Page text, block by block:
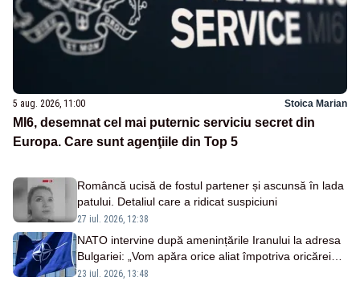
5 aug. 2026, 11:00 Stoica Marian
MI6, desemnat cel mai puternic serviciu secret din
Europa. Care sunt agenţiile din Top 5
Româncă ucisă de fostul partener și ascunsă în lada
patului. Detaliul care a ridicat suspiciuni
27 iul. 2026, 12:38
NATO intervine după amenințările Iranului la adresa
Bulgariei: „Vom apăra orice aliat împotriva oricărei
amenințări”
23 iul. 2026, 13:48